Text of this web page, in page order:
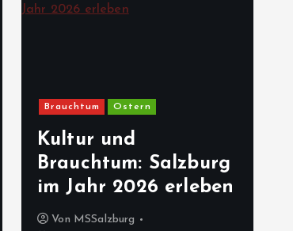
Brauchtum Ostern
Kultur und
Brauchtum: Salzburg
im Jahr 2026 erleben
Von MSSalzburg